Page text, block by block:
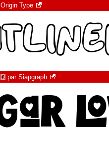
Origin Type
€ par Siapgraph